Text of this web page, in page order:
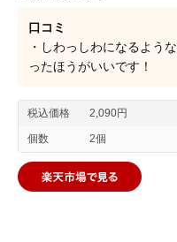
口コミ
・しわっしわになるよう
ったほうがいいです！
税込価格 2,090円
個数 2個